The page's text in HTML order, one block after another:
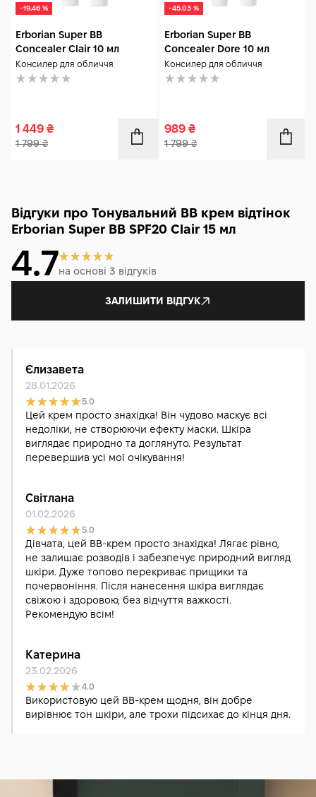
-19.46 %
Erborian Super BB
Concealer Clair 10 мл
Консилер для обличчя
1 449 ₴
1 799₴
-45.03 %
Erborian Super BB
Concealer Dore 10 мл
Консилер для обличчя
989 ₴
1 799₴
Відгуки про Тонувальний BB крем відтінок
Erborian Super BB SPF20 Clair 15 мл
4.7на основі 3 відгуків
ЗАЛИШИТИ ВІДГУК
Єлизавета
28.01.2026
5.0
Цей крем просто знахідка! Він чудово маскує всі
недоліки, не створюючи ефекту маски. Шкіра
виглядає природно та доглянуто. Результат
перевершив усі мої очікування!
Світлана
01.02.2026
5.0
Дівчата, цей BB-крем просто знахідка! Лягає рівно,
не залишає розводів і забезпечує природний вигляд
шкіри. Дуже топово перекриває прищики та
почервоніння. Після нанесення шкіра виглядає
свіжою і здоровою, без відчуття важкості.
Рекомендую всім!
Катерина
23.02.2026
4.0
Використовую цей BB-крем щодня, він добре
вирівнює тон шкіри, але трохи підсихає до кінця дня.